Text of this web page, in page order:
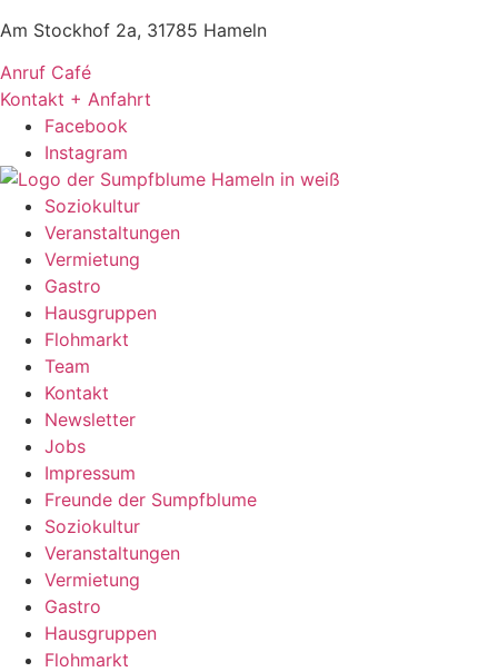
Am Stockhof 2a, 31785 Hameln
Anruf Café
Kontakt + Anfahrt
Facebook
Instagram
Soziokultur
Veranstaltungen
Vermietung
Gastro
Hausgruppen
Flohmarkt
Team
Kontakt
Newsletter
Jobs
Impressum
Freunde der Sumpfblume
Soziokultur
Veranstaltungen
Vermietung
Gastro
Hausgruppen
Flohmarkt